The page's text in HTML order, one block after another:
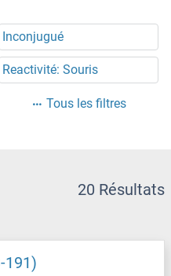
Inconjugué
Reactivité: Souris
Tous les filtres
20 Résultats
191)